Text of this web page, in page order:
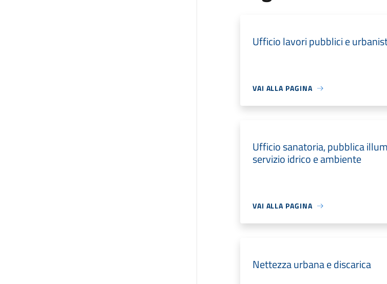
Ufficio lavori pubblici e
VAI ALLA PAGINA
Ufficio sanatoria, pubblica
servizio idrico e ambiente
VAI ALLA PAGINA
Nettezza urbana e discarica